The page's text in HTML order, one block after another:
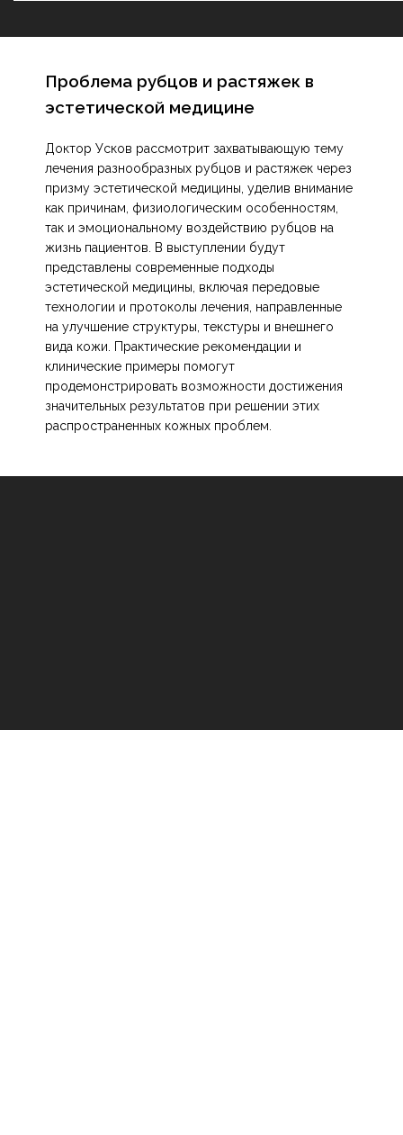
Проблема рубцов и растяжек в
эстетической медицине
Доктор Усков рассмотрит захватывающую тему
лечения разнообразных рубцов и растяжек через
призму эстетической медицины, уделив внимание
как причинам, физиологическим особенностям,
так и эмоциональному воздействию рубцов на
жизнь пациентов. В выступлении будут
представлены современные подходы
эстетической медицины, включая передовые
технологии и протоколы лечения, направленные
на улучшение структуры, текстуры и внешнего
вида кожи. Практические рекомендации и
клинические примеры помогут
продемонстрировать возможности достижения
значительных результатов при решении этих
распространенных кожных проблем.